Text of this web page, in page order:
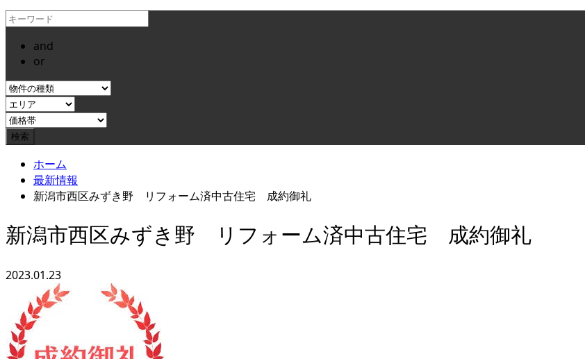
and
or
ホーム
最新情報
新潟市西区みずき野 リフォーム済中古住宅 成約御礼
新潟市西区みずき野 リフォーム済中古住宅 成約御礼
2023.01.23